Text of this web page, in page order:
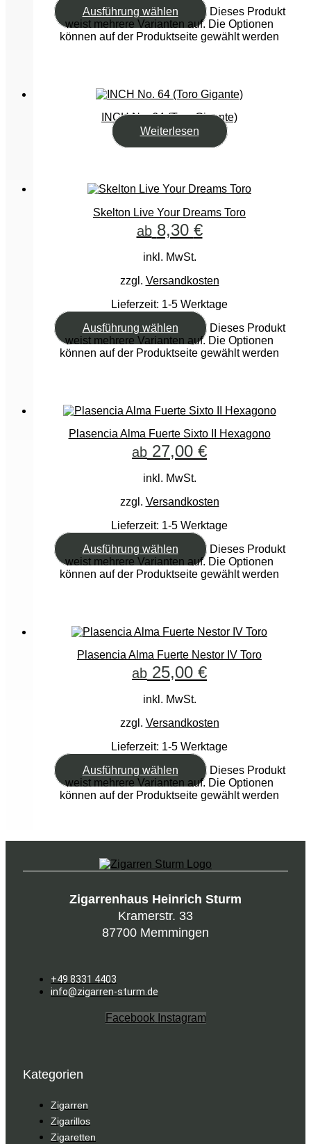
Ausführung wählen
Dieses Produkt
weist mehrere Varianten auf. Die Optionen
können auf der Produktseite gewählt werden
INCH No. 64 (Toro Gigante)
Weiterlesen
Skelton Live Your Dreams Toro
ab 8,30 €
inkl. MwSt.
zzgl. Versandkosten
Lieferzeit: 1-5 Werktage
Ausführung wählen
Dieses Produkt
weist mehrere Varianten auf. Die Optionen
können auf der Produktseite gewählt werden
Plasencia Alma Fuerte Sixto II Hexagono
ab 27,00 €
inkl. MwSt.
zzgl. Versandkosten
Lieferzeit: 1-5 Werktage
Ausführung wählen
Dieses Produkt
weist mehrere Varianten auf. Die Optionen
können auf der Produktseite gewählt werden
Plasencia Alma Fuerte Nestor IV Toro
ab 25,00 €
inkl. MwSt.
zzgl. Versandkosten
Lieferzeit: 1-5 Werktage
Ausführung wählen
Dieses Produkt
weist mehrere Varianten auf. Die Optionen
können auf der Produktseite gewählt werden
Zigarrenhaus Heinrich Sturm
Kramerstr. 33
87700 Memmingen
+49 8331 4403
info@zigarren-sturm.de
Facebook Instagram
Kategorien
Zigarren
Zigarillos
Zigaretten